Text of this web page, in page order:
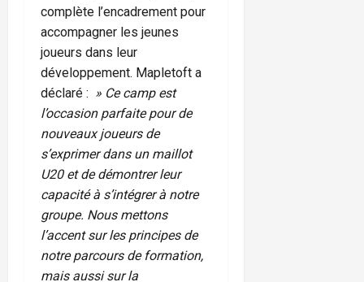
complète l’encadrement pour
accompagner les jeunes
joueurs dans leur
développement. Mapletoft a
déclaré : » Ce camp est
l’occasion parfaite pour de
nouveaux joueurs de
s’exprimer dans un maillot
U20 et de démontrer leur
capacité à s’intégrer à notre
groupe. Nous mettons
l’accent sur les principes de
notre parcours de formation,
mais aussi sur la